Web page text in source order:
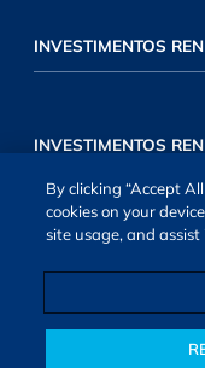
INVESTIMENTOS
INVESTIMENTOS
By clicking “Accept
cookies on your
site usage, and